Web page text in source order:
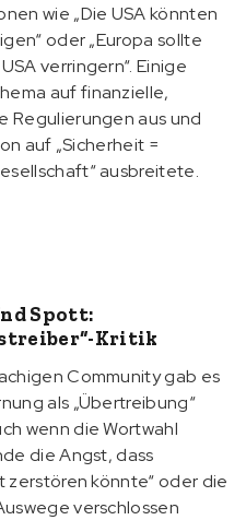
wie „Die USA könnten
oder „Europa sollte
verringern“. Einige
auf finanzielle,
Regulierungen aus und
auf „Sicherheit =
ausbreitete.
Spott:
Kritik
Community gab es
als „Übertreibung“
wenn die Wortwahl
die Angst, dass
zerstören könnte“ oder die
verschlossen